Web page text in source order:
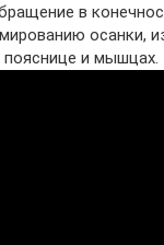
в
осанки,
пояснице и мышцах.